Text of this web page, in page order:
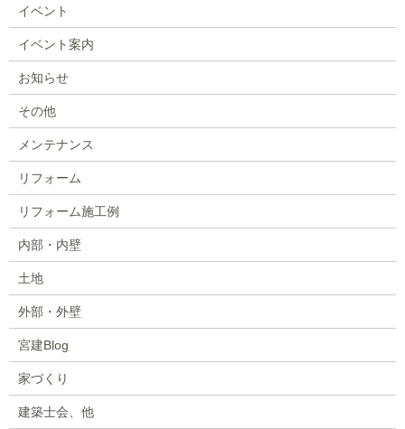
イベント
イベント案内
お知らせ
その他
メンテナンス
リフォーム
リフォーム施工例
内部・内壁
土地
外部・外壁
宮建Blog
家づくり
建築士会、他